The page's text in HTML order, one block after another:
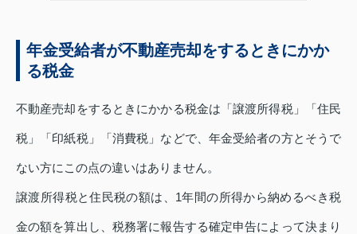
年金受給者が不動産売却をするときにかか
る税金
不動産売却をするときにかかる税金は「譲渡所得税」「住民
税」「印紙税」「消費税」などで、年金受給者の方とそうで
ない方にこの点の違いはありません。
譲渡所得税と住民税の額は、1年間の所得から納めるべき税
金の額を算出し、税務署に報告する確定申告によって決まり